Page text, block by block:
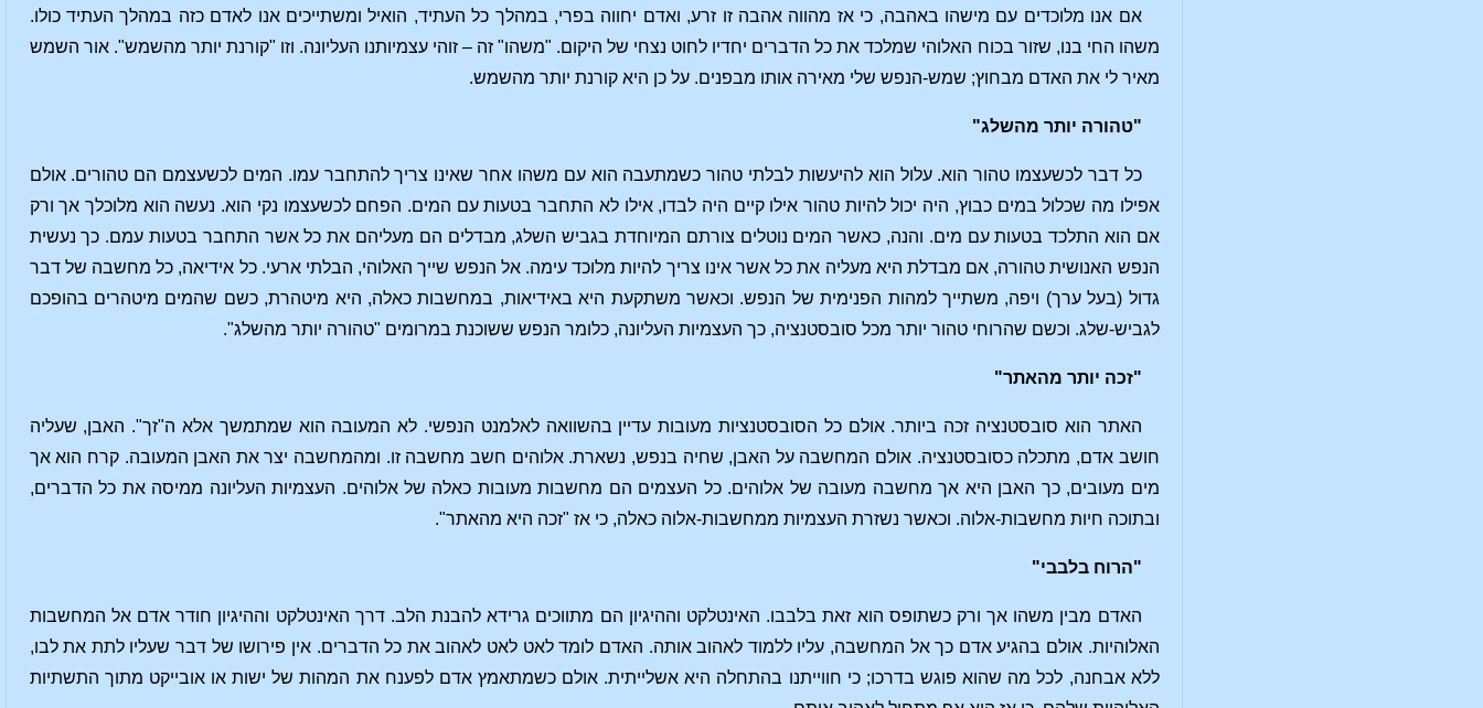
אם אנו מלוכדים עם מישהו באהבה, כי אז מהווה אהבה זו זרע, ואדם יחווה בפרי, במהלך כל העתיד, הואיל ומשתייכים אנו לאדם כזה במהלך העתיד כולו.
משהו החי בנו, שזור בכוח האלוהי שמלכד את כל הדברים יחדיו לחוט נצחי של היקום. "משהו" זה – זוהי עצמיותנו העליונה. וזו "קורנת יותר מהשמש". אור השמש
מאיר לי את האדם מבחוץ; שמש-הנפש שלי מאירה אותו מבפנים. על כן היא קורנת יותר מהשמש.
"טהורה יותר מהשלג"
כל דבר לכשעצמו טהור הוא. עלול הוא להיעשות לבלתי טהור כשמתעבה הוא עם משהו אחר שאינו צריך להתחבר עמו. המים לכשעצמם הם טהורים. אולם
אפילו מה שכלול במים כבוץ, היה יכול להיות טהור אילו קיים היה לבדו, אילו לא התחבר בטעות עם המים. הפחם לכשעצמו נקי הוא. נעשה הוא מלוכלך אך ורק
אם הוא התלכד בטעות עם מים. והנה, כאשר המים נוטלים צורתם המיוחדת בגביש השלג, מבדלים הם מעליהם את כל אשר התחבר בטעות עמם. כך נעשית
הנפש האנושית טהורה, אם מבדלת היא מעליה את כל אשר אינו צריך להיות מלוכד עימה. אל הנפש שייך האלוהי, הבלתי ארעי. כל אידיאה, כל מחשבה של דבר
גדול (בעל ערך) ויפה, משתייך למהות הפנימית של הנפש. וכאשר משתקעת היא באידיאות, במחשבות כאלה, היא מיטהרת, כשם שהמים מיטהרים בהופכם
לגביש-שלג. וכשם שהרוחי טהור יותר מכל סובסטנציה, כך העצמיות העליונה, כלומר הנפש ששוכנת במרומים "טהורה יותר מהשלג".
"זכה יותר מהאתר"
האתר הוא סובסטנציה זכה ביותר. אולם כל הסובסטנציות מעובות עדיין בהשוואה לאלמנט הנפשי. לא המעובה הוא שמתמשך אלא ה"זך". האבן, שעליה
חושב אדם, מתכלה כסובסטנציה. אולם המחשבה על האבן, שחיה בנפש, נשארת. אלוהים חשב מחשבה זו. ומהמחשבה יצר את האבן המעובה. קרח הוא אך
מים מעובים, כך האבן היא אך מחשבה מעובה של אלוהים. כל העצמים הם מחשבות מעובות כאלה של אלוהים. העצמיות העליונה ממיסה את כל הדברים,
ובתוכה חיות מחשבות-אלוה. וכאשר נשזרת העצמיות ממחשבות-אלוה כאלה, כי אז "זכה היא מהאתר".
"הרוח בלבבי"
האדם מבין משהו אך ורק כשתופס הוא זאת בלבבו. האינטלקט וההיגיון הם מתווכים גרידא להבנת הלב. דרך האינטלקט וההיגיון חודר אדם אל המחשבות
האלוהיות. אולם בהגיע אדם כך אל המחשבה, עליו ללמוד לאהוב אותה. האדם לומד לאט לאט לאהוב את כל הדברים. אין פירושו של דבר שעליו לתת את לבו,
ללא אבחנה, לכל מה שהוא פוגש בדרכו; כי חווייתנו בהתחלה היא אשלייתית. אולם כשמתאמץ אדם לפענח את המהות של ישות או אובייקט מתוך התשתיות